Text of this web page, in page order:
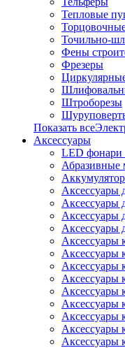
Тепловые
Точильно-
Фены
Фрезеры
Штроборезы
Показать
Аксессуары
LED фонари
Абразивные
Аксессуары
Аксессуары
Аксессуары
Аксессуары
Аксессуары
Аксессуары
Аксессуары
Аксессуары
Аксессуары
Аксессуары
Аксессуары
Аксессуары
Аксессуары